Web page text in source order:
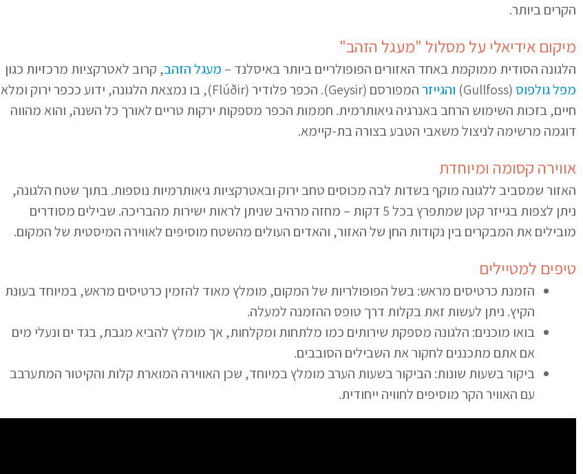
הקרים ביותר.
מיקום אידיאלי על מסלול "מעגל הזהב"
הלגונה הסודית ממוקמת באחד האזורים הפופולריים ביותר באיסלנד – מעגל הזהב, קרוב לאטרקציות מרכזיות כגון
מפל גולפוס (Gullfoss) והגייזר
המפורסם (Geysir). הכפר פלודיר (Flúðir), בו נמצאת הלגונה, ידוע ככפר ירוק ומלא
חיים, בזכות השימוש הרחב באנרגיה גיאותרמית. חממות הכפר מספקות ירקות טריים לאורך כל השנה, והוא מהווה
דוגמה מרשימה לניצול משאבי הטבע בצורה בת-קיימא.
אווירה קסומה ומיוחדת
האזור שמסביב ללגונה מוקף בשדות לבה מכוסים טחב ירוק ובאטרקציות גיאותרמיות נוספות. בתוך שטח הלגונה,
ניתן לצפות בגייזר קטן שמתפרץ בכל 5 דקות – מחזה מרהיב שניתן לראות ישירות מהבריכה. שבילים מסודרים
מובילים את המבקרים בין נקודות החן של האזור, והאדים העולים מהשטח מוסיפים לאווירה המיסטית של המקום.
טיפים למטיילים
הזמנת כרטיסים מראש: בשל הפופולריות של המקום, מומלץ מאוד להזמין כרטיסים מראש, במיוחד בעונת
הקיץ. ניתן לעשות זאת בקלות דרך טופס ההזמנה למעלה.
בואו מוכנים: הלגונה מספקת שירותים כמו מלתחות ומקלחות, אך מומלץ להביא מגבת, בגד ים ונעלי מים
אם אתם מתכננים לחקור את השבילים הסובבים.
ביקור בשעות שונות: הביקור בשעות הערב מומלץ במיוחד, שכן האווירה המוארת קלות והקיטור המתערבב
עם האוויר הקר מוסיפים לחוויה ייחודית.